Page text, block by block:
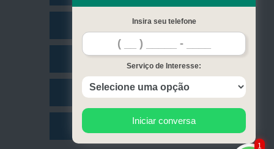
Missão
Contato
Mapa do site
1
Insira seu telefone
Serviço de Interesse:
Iniciar conversa